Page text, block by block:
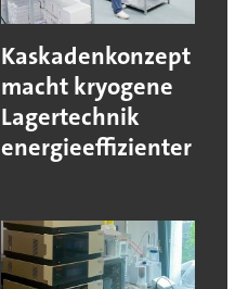
Kaskadenkonzept
macht kryogene
Lagertechnik
energieeffizienter